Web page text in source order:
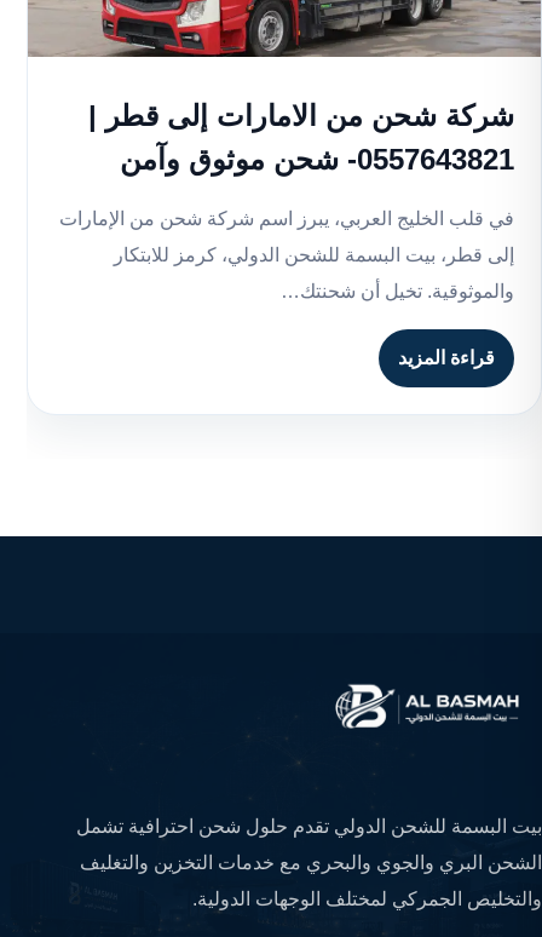
شركة شحن من الامارات إلى قطر |
0557643821- شحن موثوق وآمن
في قلب الخليج العربي، يبرز اسم شركة شحن من الإمارات
إلى قطر، بيت البسمة للشحن الدولي، كرمز للابتكار
والموثوقية. تخيل أن شحنتك…
قراءة المزيد
بيت البسمة للشحن الدولي تقدم حلول شحن احترافية تشمل
الشحن البري والجوي والبحري مع خدمات التخزين والتغليف
والتخليص الجمركي لمختلف الوجهات الدولية.